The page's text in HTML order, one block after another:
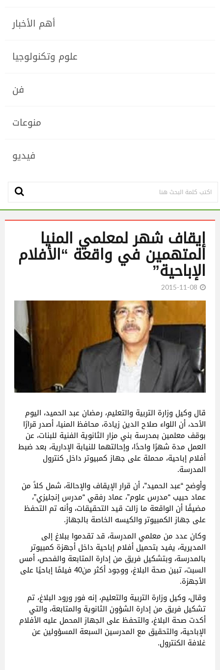
أهم الأخبار
علوم وتكنولوجيا
فن
منوعات
فيديو
إيقاف شهر لمعلمي المنيا
المتهمين في واقعة “الأفلام
الإباحية”
2015-11-08
قال وكيل وزارة التربية والتعليم، رمضان عبد الحميد، اليوم
الأحد، أن اللواء صلاح الدين زيادة، محافظ المنيا، أصدر قرارًا
بوقف معلمين بمدرسة بني مزار الثانوية الفنية للبنات، عن
العمل مدة شهرًا واحدًا، وإحالتهما للنيابة الإدارية، بعد ضبط
أفلام إباحية، محملة على جهاز كمبيوتر داخل كنترول
المدرسة.
وأوضح “عبد الحميد”، أن قرار الإيقاف والإحالة، شمل كلاً من
عماد حبيب “مدرس علوم”، عماد رفقي “مدرس إنجليزي”،
مضيفًا أن الواقعة ما زالت قيد التحقيقات، وأنه تم التحفظ
على جهاز الكمبيوتر والكيسه الخاصة بالجهاز.
وكان عدد من معلمي المدرسة، قد تقدموا ببلاغ إلى
المديرية، يفيد بتحميل أفلام إباحية داخل أجهزة كمبيوتر
بالمدرسة، وبتشكيل فريق من إدارة المتابعة والفحص، أمس
السبت، تبين صحة البلاغ، ووجود أكثر من40 فيلمًا إباحيًا على
الأجهزة.
وقال، وكيل وزارة التربية والتعليم، إنه فور ورود البلاغ، تم
تشكيل فريق من إدارة الشؤون الثانوية والمتابعة، والتي
أكدت صحة البلاغ، والتحفظ على الجهاز المحمل عليه الأفلام
الإباحية، والتحقيق مع المدرسين السبعة المسؤولين عن
غلافة الكنترول.